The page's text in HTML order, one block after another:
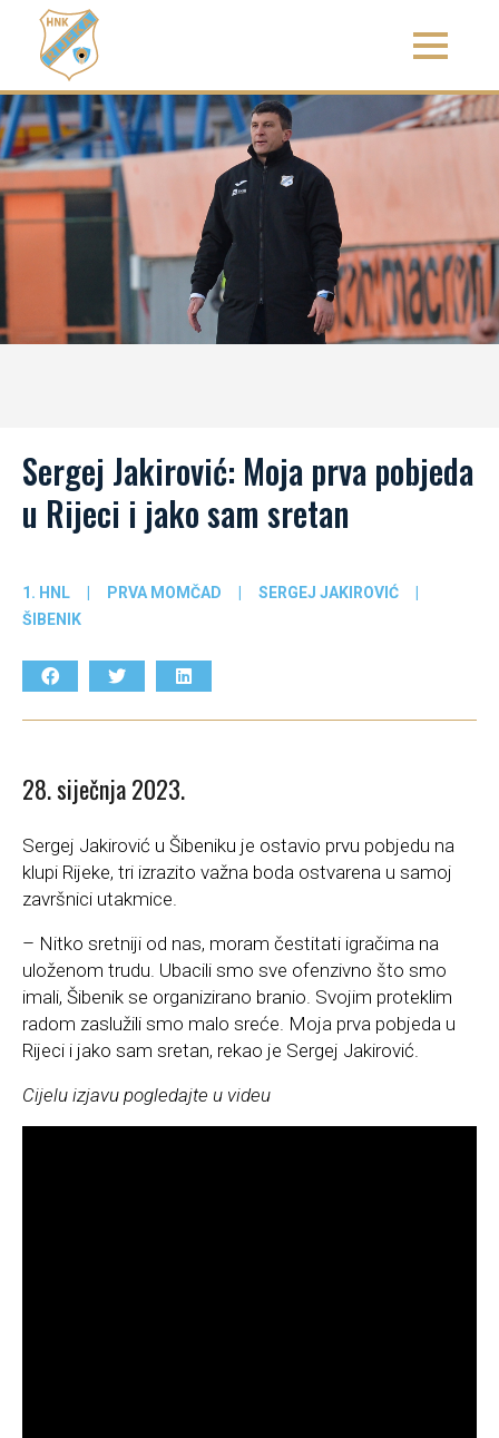
Sergej Jakirović: Moja prva pobjeda
u Rijeci i jako sam sretan
1. HNL | PRVA MOMČAD | SERGEJ JAKIROVIĆ
|
ŠIBENIK
28. siječnja 2023.
Sergej Jakirović u Šibeniku je ostavio prvu pobjedu na
klupi Rijeke, tri izrazito važna boda ostvarena u samoj
završnici utakmice.
– Nitko sretniji od nas, moram čestitati igračima na
uloženom trudu. Ubacili smo sve ofenzivno što smo
imali, Šibenik se organizirano branio. Svojim proteklim
radom zaslužili smo malo sreće. Moja prva pobjeda u
Rijeci i jako sam sretan, rekao je Sergej Jakirović.
Cijelu izjavu pogledajte u videu